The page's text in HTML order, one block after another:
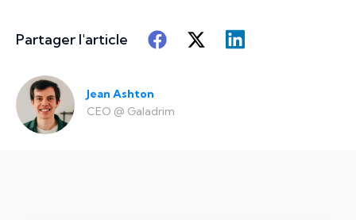
Partager l'article
Jean Ashton
CEO @ Galadrim